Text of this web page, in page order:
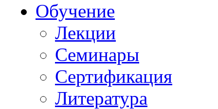
Обучение
Лекции
Семинары
Сертификация
Литература